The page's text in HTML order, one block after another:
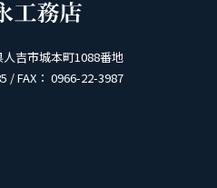
吉市城本町1088番地
/ FAX： 0966-22-3987